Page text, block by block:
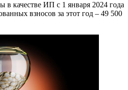
в качестве ИП с 1 января 2024 года
взносов за этот год – 49 500